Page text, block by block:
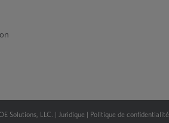
Solutions, LLC. | Juridique Politique de confidentialité